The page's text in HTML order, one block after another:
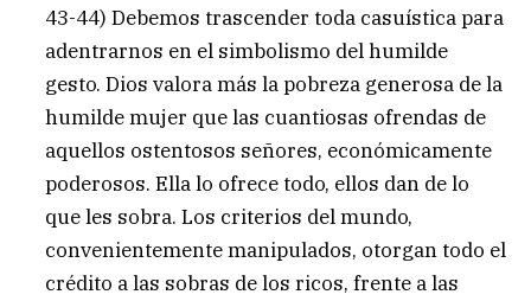
43-44) Debemos trascender toda casuística para
adentrarnos en el simbolismo del humilde
gesto. Dios valora más la pobreza generosa de la
humilde mujer que las cuantiosas ofrendas de
aquellos ostentosos señores, económicamente
poderosos. Ella lo ofrece todo, ellos dan de lo
que les sobra. Los criterios del mundo,
convenientemente manipulados, otorgan todo el
crédito a las sobras de los ricos, frente a las